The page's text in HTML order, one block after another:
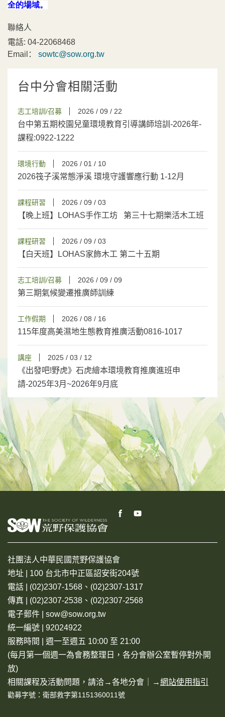
全的場域。
聯絡人
電話: 04-22068468
Email： sowtc@sow.org.tw
台中分會相關活動
志工培訓/召募 2026 / 09 / 22
台中第五期校園兒童環境教育引導講師培訓-2026年-
課程:0922-1222
環境行動 2026 / 01 / 10
2026筏子溪常態淨溪 環境守護響應行動 1-12月
課程研習 2026 / 09 / 03
【晚上班】LOHAS手作工坊 第三十七期樂活木工班
課程研習 2026 / 09 / 03
【白天班】LOHAS家飾木工 第二十五期
志工培訓/召募 2026 / 09 / 09
第三期氣候變遷推廣師訓練
工作假期 2026 / 08 / 16
115年度高美濕地生態教育推廣活動0816-1017
講座 2025 / 03 / 12
《出發吧!野虎》石虎繪本環境教育推廣進班申
請-2025年3月~2026年9月底
社團法人中華民國荒野保護協會
地址 | 100 台北市中正區詔安街204號
電話 | (02)2307-1568、(02)2307-1317
傳真 | (02)2307-2538、(02)2307-2568
電子郵件 | sow@sow.org.tw
統一編號 | 92024922
服務時間 | 週一至週五 10:00 至 21:00
(每月第一個週一為會務整理日，各分會辦公室暫停對外開
放)
相關課程及活動問題，請洽→各地分會 ｜→網站使用指引
勸募字號：衛部救字第1151360011號